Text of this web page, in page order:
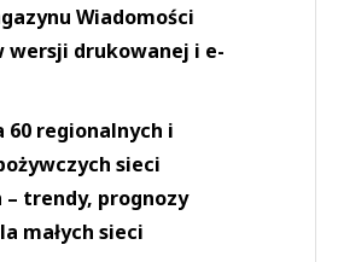
Wiadomości
wersji drukowanej i e-
60 regionalnych i
sieci
– trendy, prognozy
małych sieci